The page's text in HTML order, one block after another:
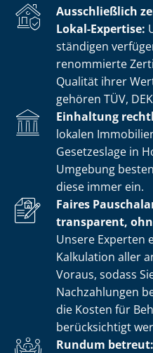
Ausschließlich
Lokal-Expertise:
stän­di­gen
renommierte
Qualität ihrer
gehören TÜV,
Einhaltung
lokalen
Gesetzeslage in
Umgebung
diese immer ein.
Faires
transparent,
Unsere Experten
Kalkulation aller
Voraus, sodass
Nachzahlungen
die Kosten für
berücksichtigt
Rundum betreut: